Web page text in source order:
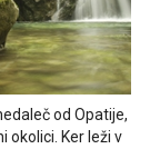
od Opatije,
okolici. Ker leži v